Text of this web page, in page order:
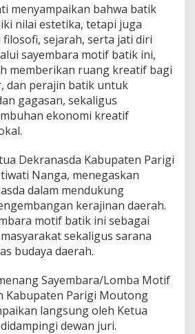
menyampaikan bahwa batik
nilai estetika, tetapi juga
sejarah, serta jati diri
sayembara motif batik ini,
memberikan ruang kreatif bagi
dan perajin batik untuk
gagasan, sekaligus
ekonomi kreatif
Dekranasda Kabupaten Parigi
Nanga, menegaskan
dalam mendukung
kerajinan daerah.
motif batik ini sebagai
sekaligus sarana
budaya daerah.
Sayembara/Lomba Motif
Kabupaten Parigi Moutong
langsung oleh Ketua
dewan juri.